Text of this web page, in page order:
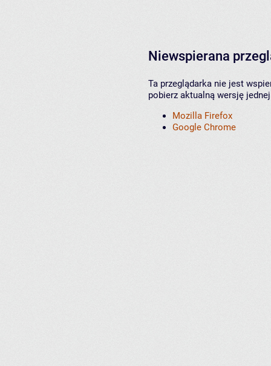
Niewspierana
Ta przeglądarka nie jest
pobierz aktualną wersję
Mozilla Firefox
Google Chrome